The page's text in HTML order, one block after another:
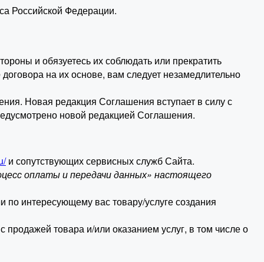
Российской Федерации.
и обязуетесь их соблюдать или прекратить
на их основе, вам следует незамедлительно
Новая редакция Соглашения вступает в силу с
новой редакцией Соглашения.
и сопутствующих сервисных служб Сайта.
оплаты и передачи данных» настоящего
интересующему вас товару/услуге создания
товара и/или оказанием услуг, в том числе о